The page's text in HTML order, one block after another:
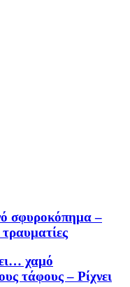
σφυροκόπημα –
χαμό
τάφους – Ρίχνει